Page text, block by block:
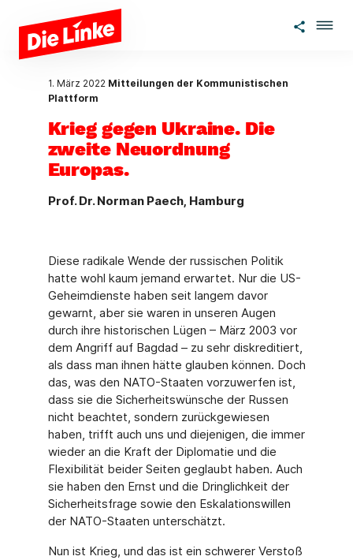
Zum Hauptinhalt springen
1. März 2022 Mitteilungen der Kommunistischen
Plattform
Krieg gegen Ukraine. Die
zweite Neuordnung
Europas.
Prof. Dr. Norman Paech, Hamburg
Diese radikale Wende der russischen Politik
hatte wohl kaum jemand erwartet. Nur die US-
Geheimdienste haben seit langem davor
gewarnt, aber sie waren in unseren Augen
durch ihre historischen Lügen – März 2003 vor
dem Angriff auf Bagdad – zu sehr diskreditiert,
als dass man ihnen hätte glauben können. Doch
das, was den NATO-Staaten vorzuwerfen ist,
dass sie die Sicherheitswünsche der Russen
nicht beachtet, sondern zurückgewiesen
haben, trifft auch uns und diejenigen, die immer
wieder an die Kraft der Diplomatie und die
Flexibilität beider Seiten geglaubt haben. Auch
sie haben den Ernst und die Dringlichkeit der
Sicherheitsfrage sowie den Eskalationswillen
der NATO-Staaten unterschätzt.
Nun ist Krieg, und das ist ein schwerer Verstoß